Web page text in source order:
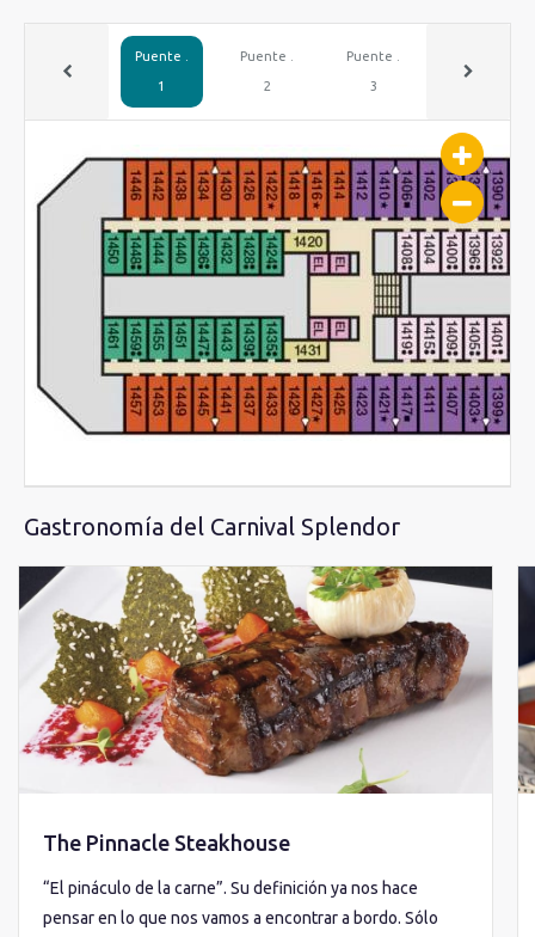
Puente .
1
Puente .
2
Puente .
3
Gastronomía del Carnival Splendor
The Pinnacle Steakhouse
“El pináculo de la carne”. Su definición ya nos hace
pensar en lo que nos vamos a encontrar a bordo. Sólo